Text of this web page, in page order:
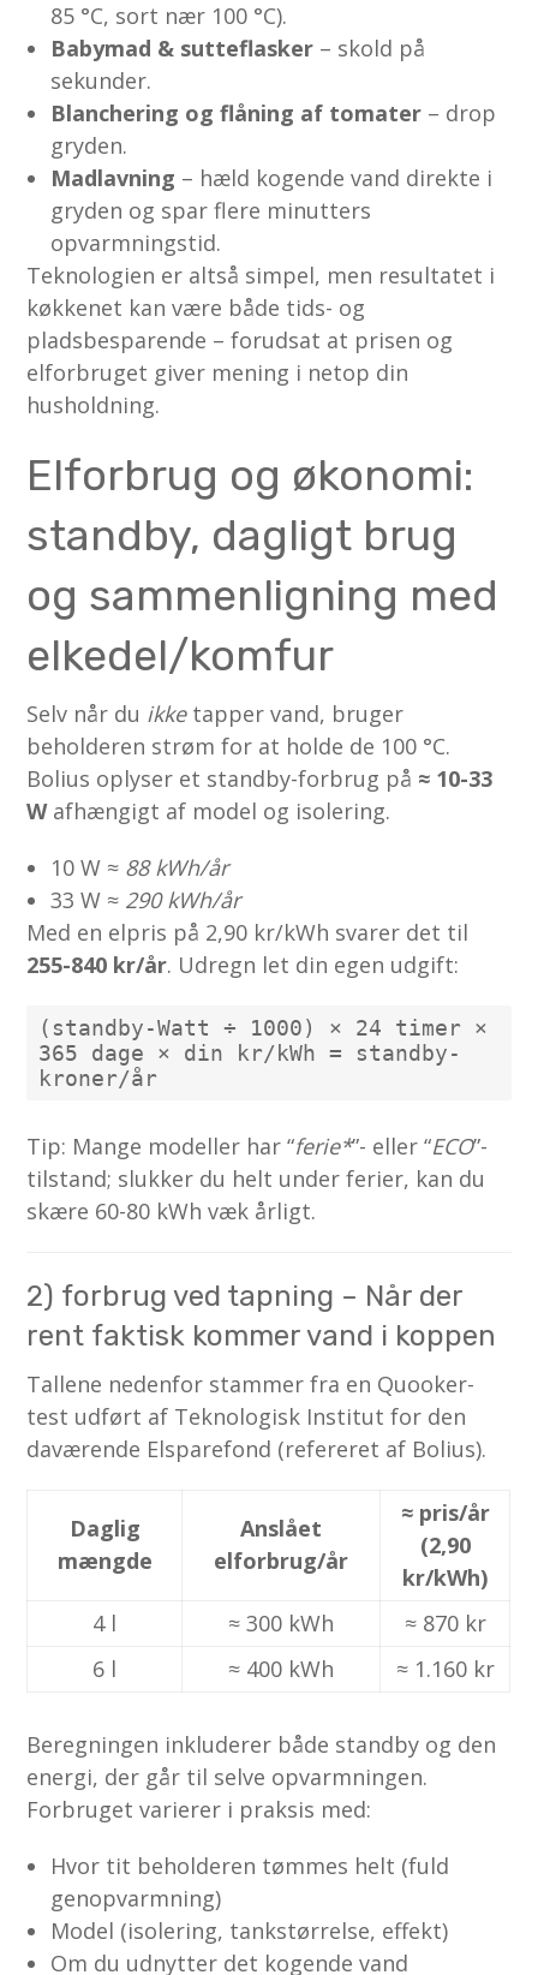
85 °C, sort nær 100 °C).
Babymad & sutteflasker – skold på
sekunder.
Blanchering og flåning af tomater – drop
gryden.
Madlavning – hæld kogende vand direkte i
gryden og spar flere minutters
opvarmningstid.
Teknologien er altså simpel, men resultatet i
køkkenet kan være både tids- og
pladsbesparende – forudsat at prisen og
elforbruget giver mening i netop din
husholdning.
Elforbrug og økonomi:
standby, dagligt brug
og sammenligning med
elkedel/komfur
Selv når du ikketapper vand, bruger
beholderen strøm for at holde de 100 °C.
Bolius oplyser et standby-forbrug på ≈ 10-33
Wafhængigt af model og isolering.
10 W ≈ 88 kWh/år
33 W ≈ 290 kWh/år
Med en elpris på 2,90 kr/kWh svarer det til
255-840 kr/år. Udregn let din egen udgift:
(standby-Watt ÷ 1000) × 24 timer ×
365 dage × din kr/kWh = standby-
kroner/år
Tip: Mange modeller har “ferie*”- eller “ECO”-
tilstand; slukker du helt under ferier, kan du
skære 60-80 kWh væk årligt.
2) forbrug ved tapning – Når der
rent faktisk kommer vand i koppen
Tallene nedenfor stammer fra en Quooker-
test udført af Teknologisk Institut for den
daværende Elsparefond (refereret af Bolius).
Daglig
mængde
Anslået
elforbrug/år
≈ pris/år
(2,90
kr/kWh)
4 l
≈ 300 kWh
≈ 870 kr
6 l
≈ 400 kWh ≈ 1.160 kr
Beregningen inkluderer både standby og den
energi, der går til selve opvarmningen.
Forbruget varierer i praksis med:
Hvor tit beholderen tømmes helt (fuld
genopvarmning)
Model (isolering, tankstørrelse, effekt)
Om du udnytter det kogende vand